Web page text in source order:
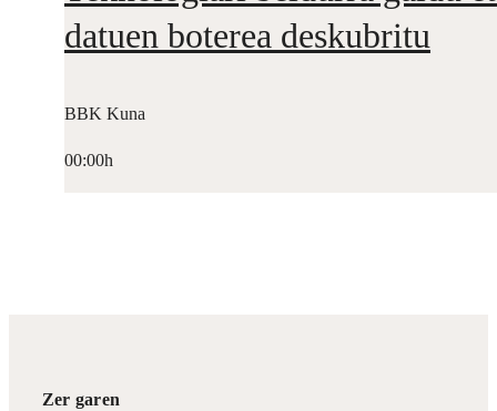
datuen boterea deskubritu
BBK Kuna
00:00h
Zer garen